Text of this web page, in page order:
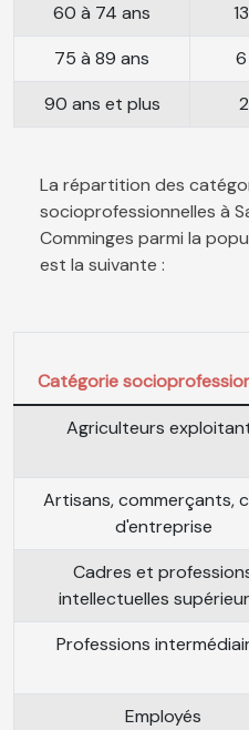
60 à 74 ans
75 à 89 ans
90 ans et plus
La répartition des
socioprofessionnelles à
Comminges parmi la
est la suivante :
Catégorie
Agriculteurs
Artisans, commerçants,
d'entreprise
Cadres et
intellectuelles
Professions
Employés